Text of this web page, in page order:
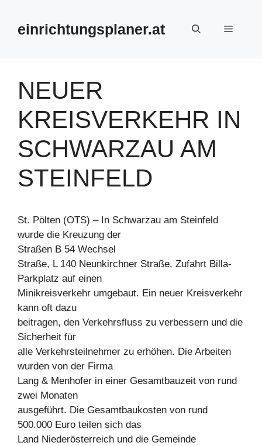
springeneinrichtungsplaner.at Menü
NEUER
KREISVERKEHR IN
SCHWARZAU AM
STEINFELD
St. Pölten (OTS) – In Schwarzau am Steinfeld
wurde die Kreuzung der
Straßen B 54 Wechsel
Straße, L 140 Neunkirchner Straße, Zufahrt Billa-
Parkplatz auf einen
Minikreisverkehr umgebaut. Ein neuer Kreisverkehr
kann oft dazu
beitragen, den Verkehrsfluss zu verbessern und die
Sicherheit für
alle Verkehrsteilnehmer zu erhöhen. Die Arbeiten
wurden von der Firma
Lang & Menhofer in einer Gesamtbauzeit von rund
zwei Monaten
ausgeführt. Die Gesamtbaukosten von rund
500.000 Euro teilen sich das
Land Niederösterreich und die Gemeinde